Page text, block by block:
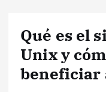
Qué es el
Unix y
beneficiar